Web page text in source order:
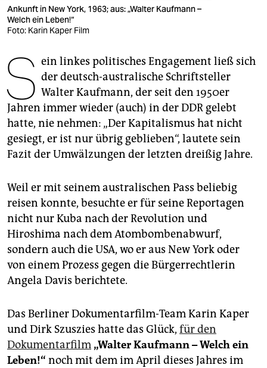
unterstützen
genossenschaft
epaper login
Ankunft in New York, 1963; aus: „Walter Kaufmann –
Welch ein Leben!“
Foto: Karin Kaper Film
S ein linkes politisches Engagement ließ sich
der deutsch-australische Schriftsteller
Walter Kaufmann, der seit den 1950er
Jahren immer wieder (auch) in der DDR gelebt
hatte, nie nehmen: „Der Kapitalismus hat nicht
gesiegt, er ist nur übrig geblieben“, lautete sein
Fazit der Umwälzungen der letzten dreißig Jahre.
Weil er mit seinem australischen Pass beliebig
reisen konnte, besuchte er für seine Reportagen
nicht nur Kuba nach der Revolution und
Hiroshima nach dem Atombombenabwurf,
sondern auch die USA, wo er aus New York oder
von einem Prozess gegen die Bürgerrechtlerin
Angela Davis berichtete.
Das Berliner Dokumentarfilm-Team Karin Kaper
und Dirk Szuszies hatte das Glück, für den
Dokumentarfilm „Walter Kaufmann – Welch ein
Leben!“ noch mit dem im April dieses Jahres im